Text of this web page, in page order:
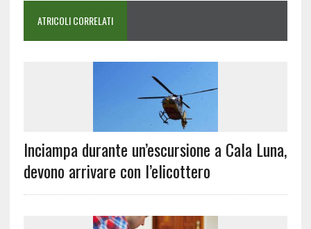
ATRICOLI CORRELATI
Inciampa durante un’escursione a Cala Luna,
devono arrivare con l’elicottero